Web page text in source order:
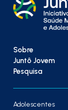
Sobre
Juntô Jovem
Pesquisa
Adolescentes